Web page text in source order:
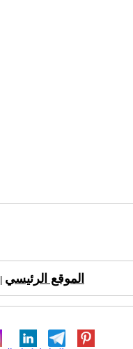
الموقع الرئيسي